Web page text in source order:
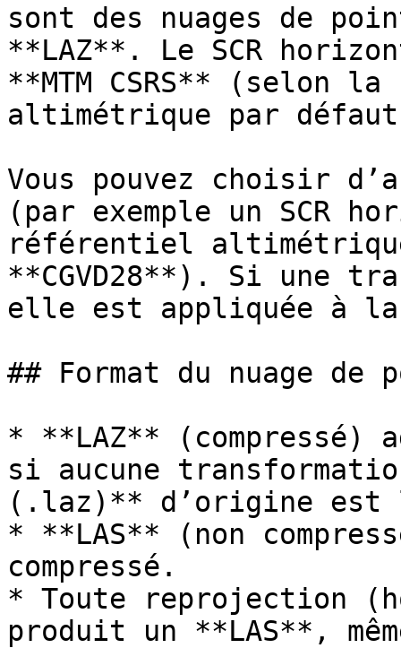
sont des nuages de
**LAZ**. Le SCR
**MTM CSRS**
altimétrique par défaut
Vous pouvez choisir
(par exemple un SCR
référentiel
**CGVD28**). Si une
elle est appliquée à
## Format du nuage de
* **LAZ** (compressé)
si aucune
(.laz)** d’origine
* **LAS** (non
compressé.
* Toute reprojection
produit un **LAS**,